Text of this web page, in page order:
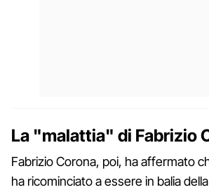
La "malattia" di Fabrizio
Fabrizio Corona, poi, ha affermato
ha ricominciato a essere in balia